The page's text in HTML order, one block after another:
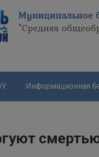
Муниципальное
"Средняя
Информационная